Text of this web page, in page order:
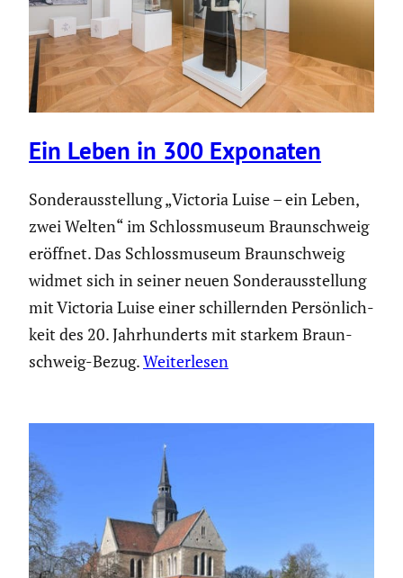
Ein Leben in 300 Exponaten
Sonder­aus­stel­lung „Victoria Luise – ein Leben,
zwei Welten“ im Schloss­mu­seum Braun­schweig
eröffnet. Das Schloss­mu­seum Braun­schweig
widmet sich in seiner neuen Sonder­aus­stel­lung
mit Victoria Luise einer schil­lernden Persön­lich­
keit des 20. Jahrhun­derts mit starkem Braun­
schweig-Bezug.Weiterlesen